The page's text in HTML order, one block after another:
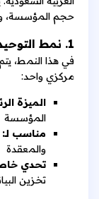
حجم المؤسسة،
1. نمط التوحيد (Consolidation)
في هذا النمط،
مركزي واحد:
الميزة
المؤسسة
مناسب لـ:
والمعقدة
تحدي
تخزين